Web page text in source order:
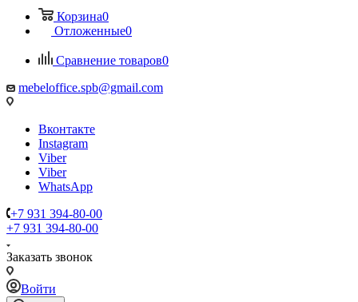
Корзина0
Отложенные0
Сравнение товаров0
mebeloffice.spb@gmail.com
Вконтакте
Instagram
Viber
Viber
WhatsApp
+7 931 394-80-00
+7 931 394-80-00
Заказать звонок
Войти